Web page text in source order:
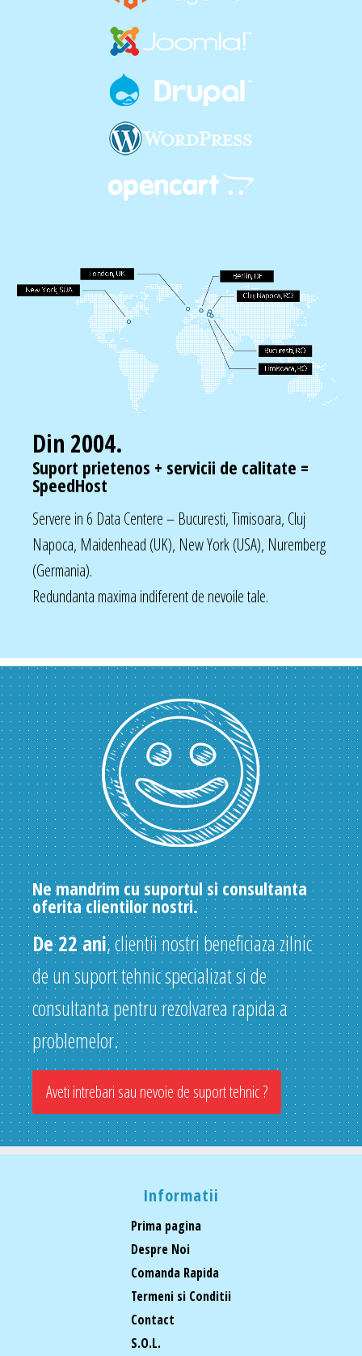
Din 2004.
Suport prietenos + servicii de calitate =
SpeedHost
Servere in 6 Data Centere – Bucuresti, Timisoara, Cluj
Napoca, Maidenhead (UK), New York (USA), Nuremberg
(Germania).
Redundanta maxima indiferent de nevoile tale.
Ne mandrim cu suportul si consultanta
oferita clientilor nostri.
De 22 ani, clientii nostri beneficiaza zilnic
de un suport tehnic specializat si de
consultanta pentru rezolvarea rapida a
problemelor.
Aveti intrebari sau nevoie de suport tehnic ?
Informatii
Prima pagina
Despre Noi
Comanda Rapida
Termeni si Conditii
Contact
S.O.L.